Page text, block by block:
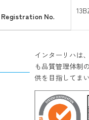
No.
インターリハは
も品質管理体制
供を目指してま